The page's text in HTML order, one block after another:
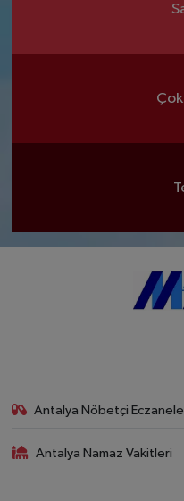
Çok
Antalya Nöbetçi
Antalya Namaz Vakitleri